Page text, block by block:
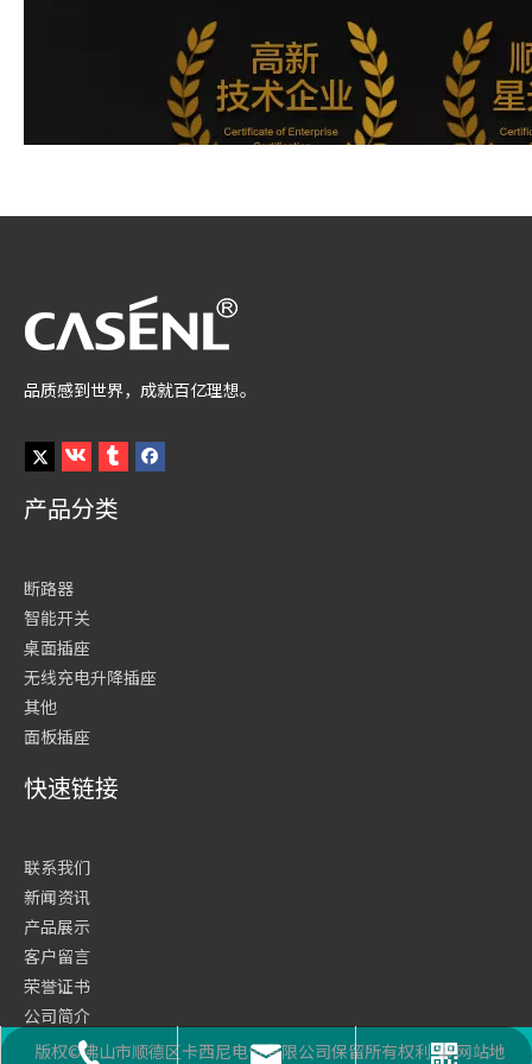
品质感到世界，成就百亿理想。
产品分类
断路器
智能开关
桌面插座
无线充电升降插座
其他
面板插座
座机号码
邮箱
二维码
快速链接
联系我们
新闻资讯
产品展示
客户留言
荣誉证书
公司简介
网站首页
版权©佛山市顺德区卡西尼电气有限公司保留所有权利 网站地